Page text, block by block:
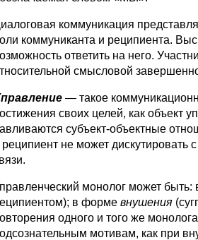
коммуникация
коммуниканта и реципиента.
ответить на него.
смысловой
— такое
своих целей, как объект
субъект-объектные
реципиент не может дискутировать
монолог может
в форме внушения
одного и того же
мотивам, как при